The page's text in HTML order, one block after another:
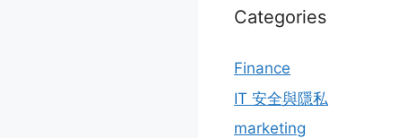
Categories
Finance
IT 安全與隱私
marketing